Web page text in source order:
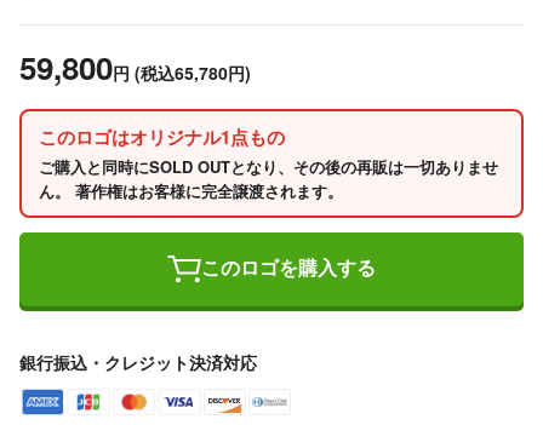
59,800円 (税込65,780円)
このロゴはオリジナル1点もの
ご購入と同時にSOLD OUTとなり、その後の再販は一切ありませ
ん。 著作権はお客様に完全譲渡されます。
このロゴを購入する
銀行振込・クレジット決済対応